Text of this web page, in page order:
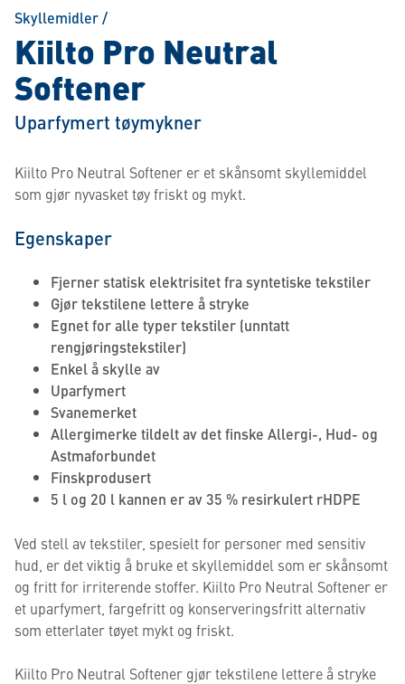
Skyllemidler/
Kiilto Pro Neutral
Softener
Uparfymert tøymykner
Kiilto Pro Neutral Softener er et skånsomt skyllemiddel
som gjør nyvasket tøy friskt og mykt.
Egenskaper
Fjerner statisk elektrisitet fra syntetiske tekstiler
Gjør tekstilene lettere å stryke
Egnet for alle typer tekstiler (unntatt
rengjøringstekstiler)
Enkel å skylle av
Uparfymert
Svanemerket
Allergimerke tildelt av det finske Allergi-, Hud- og
Astmaforbundet
Finskprodusert
5 l og 20 l kannen er av 35 % resirkulert rHDPE
Ved stell av tekstiler, spesielt for personer med sensitiv
hud, er det viktig å bruke et skyllemiddel som er skånsomt
og fritt for irriterende stoffer. Kiilto Pro Neutral Softener er
et uparfymert, fargefritt og konserveringsfritt alternativ
som etterlater tøyet mykt og friskt.
Kiilto Pro Neutral Softener gjør tekstilene lettere å stryke